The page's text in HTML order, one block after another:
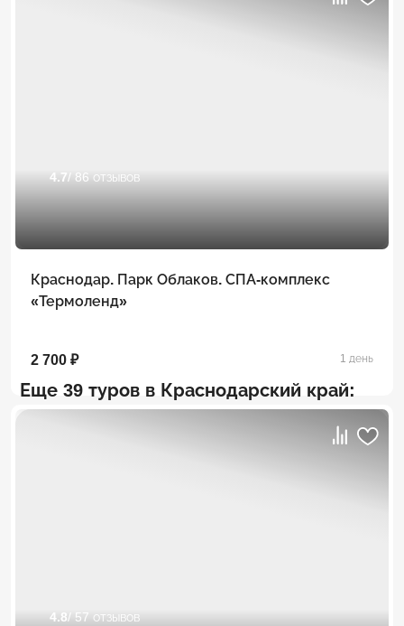
4.7/ 86 отзывов
Краснодар. Парк Облаков. СПА-комплекс
«Термоленд»
2 700 ₽ 1 день
Еще 39 туров в Краснодарский край:
4.8/ 57 отзывов